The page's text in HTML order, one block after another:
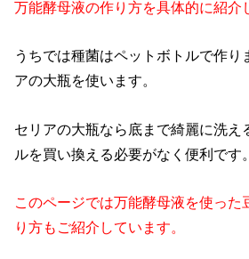
万能酵母液の作り方を具体的に紹介
うちでは種菌はペットボトルで作り
アの大瓶を使います。
セリアの大瓶なら底まで綺麗に洗え
ルを買い換える必要がなく便利です。
このページでは万能酵母液を使った
り方もご紹介しています。